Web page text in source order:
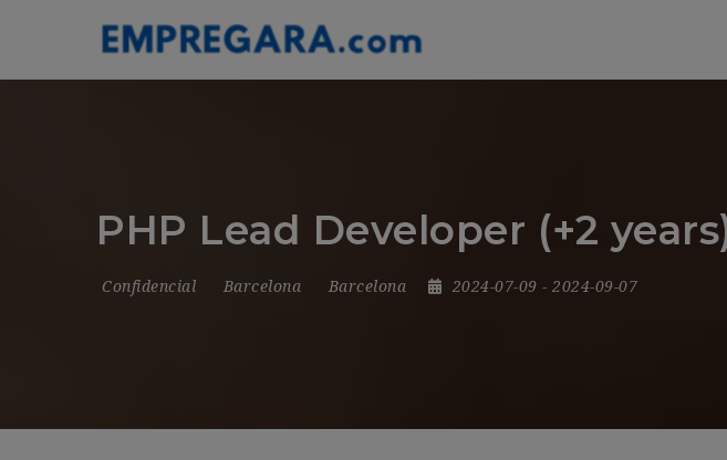
PHP Lead Developer (+2
Confidencial Barcelona Barcelona 2024-07-09 - 2024-09-07